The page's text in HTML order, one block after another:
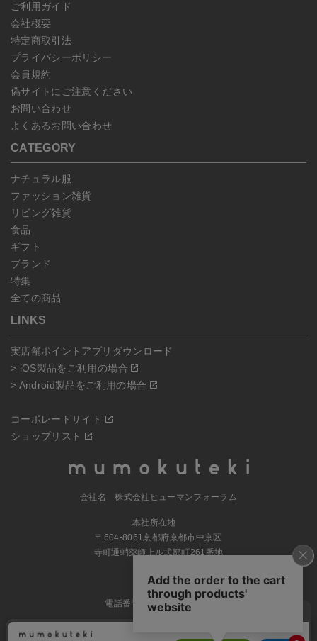
ご利用ガイド
会社概要
特定商取引法
プライバシーポリシー
会員規約
偽サイトにご注意ください
お問い合わせ
よくあるお問い合わせ
CATEGORY
ナチュラル服
ファッション雑貨
リビング雑貨
食品
ギフト
ブランド
特集
全ての商品
LINKS
実店舗ポイントアプリダウンロード
> iOS製品をご利用の場合
> Android製品をご利用の場合
コーポレートサイト
ショップリスト
会社名 株式会社ヒューマンフォーラム
本社所在地
〒604-8061京都府京都市中京区
寺町通蛸薬師上ル式部町261番地
MAP
電話番号 070-5504-0806
営業時間 11:00～17:30（土日休業）